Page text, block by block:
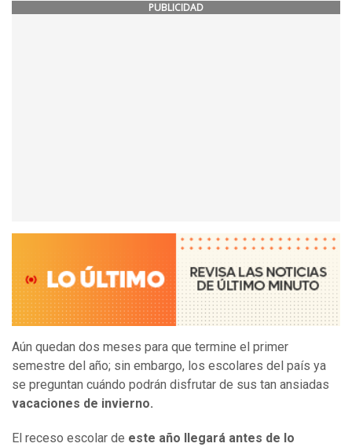
PUBLICIDAD
Aún quedan dos meses para que termine el primer
semestre del año; sin embargo, los escolares del país ya
se preguntan cuándo podrán disfrutar de sus tan ansiadas
vacaciones de invierno.
El receso escolar de este año llegará antes de lo